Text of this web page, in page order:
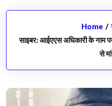
Home /
साइबर: आईएएस अधिकारी के नाम
से